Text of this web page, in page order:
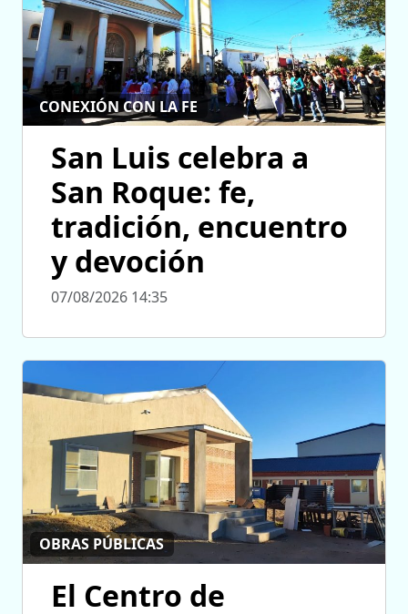
CONEXIÓN CON LA FE
San Luis celebra a
San Roque: fe,
tradición, encuentro
y devoción
07/08/2026 14:35
OBRAS PÚBLICAS
El Centro de